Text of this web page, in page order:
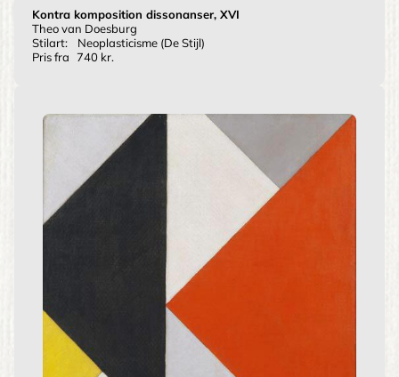
Kontra komposition dissonanser, XVI
Theo van Doesburg
Stilart:
Neoplasticisme (De Stijl)
Pris fra 740 kr.